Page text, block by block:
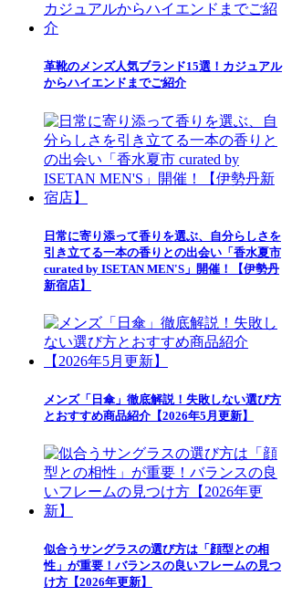
革靴のメンズ人気ブランド15選！カジュアル
からハイエンドまでご紹介
日常に寄り添って香りを選ぶ、自分らしさを
引き立てる一本の香りとの出会い「香水夏市
curated by ISETAN MEN'S」開催！【伊勢丹
新宿店】
メンズ「日傘」徹底解説！失敗しない選び方
とおすすめ商品紹介【2026年5月更新】
似合うサングラスの選び方は「顔型との相
性」が重要！バランスの良いフレームの見つ
け方【2026年更新】